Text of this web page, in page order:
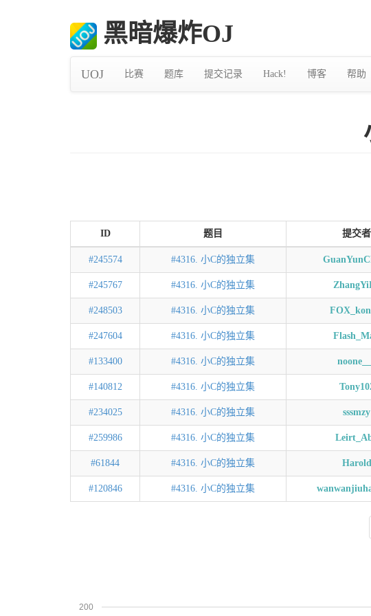
黑暗爆炸OJ
UOJ 比赛 题库 提交记录 Hack! 博客 帮助
ID 题目 提交者
#245574 #4316. 小C的独立集
#245767 #4316. 小C的独立集
#248503 #4316. 小C的独立集
#247604 #4316. 小C的独立集
#133400 #4316. 小C的独立集 noone___
#140812 #4316. 小C的独立集
#234025 #4316. 小C的独立集 sssmzy
#259986 #4316. 小C的独立集
#61844 #4316. 小C的独立集 Harold
#120846 #4316. 小C的独立集
200